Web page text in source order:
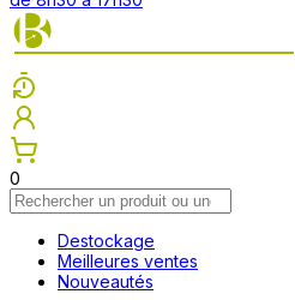
0
Destockage
Meilleures ventes
Nouveautés